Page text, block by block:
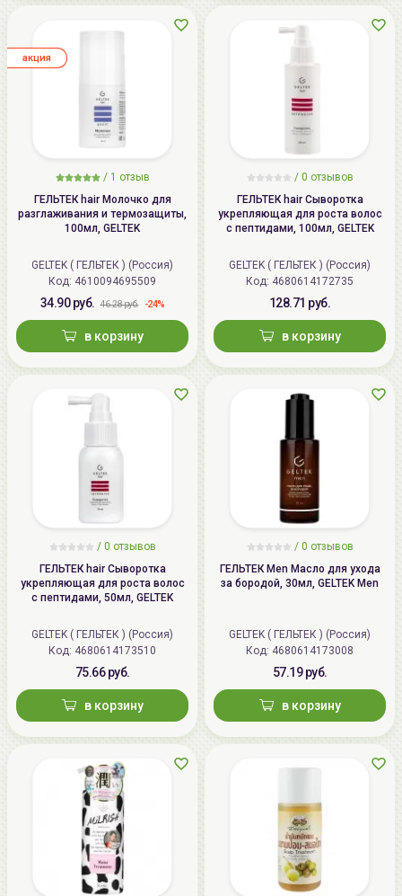
/ 1 отзыв
ГЕЛЬТЕК hair Молочко для
разглаживания и термозащиты,
100мл, GELTEK
GELTEK ( ГЕЛЬТЕК ) (Россия)
Код: 4610094695509
34.90 руб. 46.28 руб. -24%
в корзину
aкция
/ 0 отзывов
ГЕЛЬТЕК hair Сыворотка
укрепляющая для роста волос
с пептидами, 100мл, GELTEK
GELTEK ( ГЕЛЬТЕК ) (Россия)
Код: 4680614172735
128.71 руб.
в корзину
/ 0 отзывов
ГЕЛЬТЕК hair Сыворотка
укрепляющая для роста волос
с пептидами, 50мл, GELTEK
GELTEK ( ГЕЛЬТЕК ) (Россия)
Код: 4680614173510
75.66 руб.
в корзину
/ 0 отзывов
ГЕЛЬТЕК Men Масло для ухода
за бородой, 30мл, GELTEK Men
GELTEK ( ГЕЛЬТЕК ) (Россия)
Код: 4680614173008
57.19 руб.
в корзину